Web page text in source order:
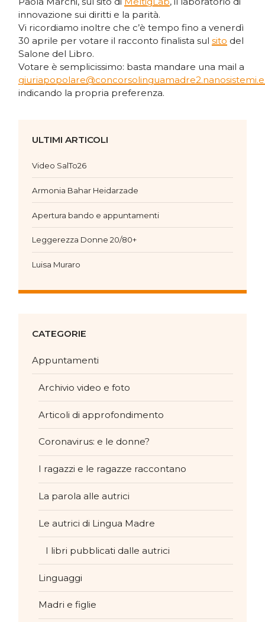
innovazione sui diritti e la parità.
Vi ricordiamo inoltre che c’è tempo fino a venerdì
30 aprile per votare il racconto finalista sulsito del
Salone del Libro.
Votare è semplicissimo: basta mandare una mail a
indicando la propria preferenza.
ULTIMI ARTICOLI
Video SalTo26
Armonia Bahar Heidarzade
Apertura bando e appuntamenti
Leggerezza Donne 20/80+
Luisa Muraro
CATEGORIE
Appuntamenti
Archivio video e foto
Articoli di approfondimento
Coronavirus: e le donne?
I ragazzi e le ragazze raccontano
La parola alle autrici
Le autrici di Lingua Madre
I libri pubblicati dalle autrici
Linguaggi
Madri e figlie